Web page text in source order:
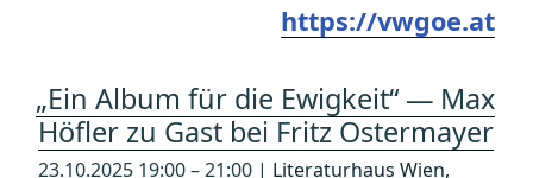
https://vwgoe.at
„Ein Album für die Ewigkeit“ — Max
Höfler zu Gast bei Fritz Ostermayer
23.10.2025 19:00 – 21:00 | Literaturhaus Wien,